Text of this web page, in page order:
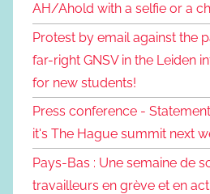
AH/Ahold with a selfie or a
Protest by email against the
far-right GNSV in the Leiden
for new students!
Press conference -
it's The Hague summit next
Pays-Bas : Une semaine de
travailleurs en grève et en